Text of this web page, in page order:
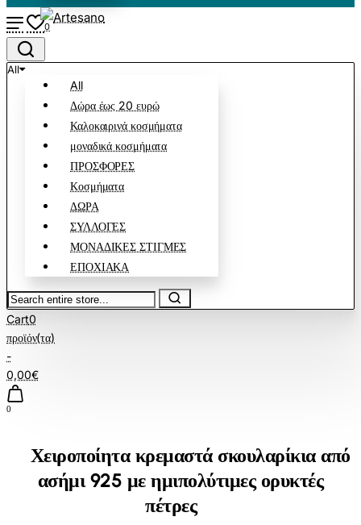
0
All
All
Δώρα έως 20 ευρώ
Καλοκαιρινά κοσμήματα
μοναδικά κοσμήματα
ΠΡΟΣΦΟΡΕΣ
Κοσμήματα
ΔΩΡΑ
ΣΥΛΛΟΓΕΣ
ΜΟΝΑΔΙΚΕΣ ΣΤΙΓΜΕΣ
ΕΠΟΧΙΑΚΑ
Search
entire
store...
Cart0
προϊόν(τα)
-
0,00€
0
Χειροποίητα κρεμαστά σκουλαρίκια από
ασήμι 925 με ημιπολύτιμες ορυκτές
πέτρες